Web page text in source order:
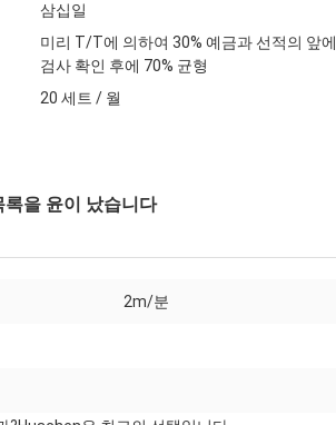
삼십일
미리 T/T에 의하여 30% 예금과 선적의 앞에
검사 확인 후에 70% 균형
20 세트 / 월
을 윤이 났습니다
2m/분